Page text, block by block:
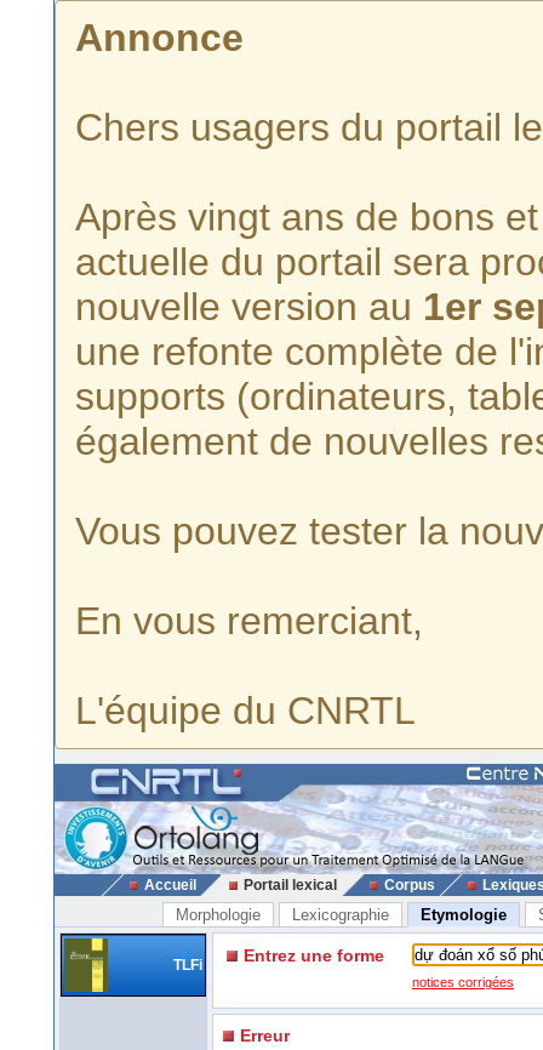
Annonce
Chers usagers du portail
Après vingt ans de bons
actuelle du portail sera
nouvelle version au 1er
une refonte complète de
supports (ordinateurs,
également de nouvelles
Vous pouvez tester la
En vous remerciant,
L'équipe du CNRTL
Accueil Portail lexical Corpus
Morphologie Lexicographie Etymologie
TLFi Entrez une forme
notices corrigées
Erreur